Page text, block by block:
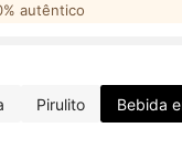
massa muscular -
- Qualidade
autêntico
Pirulito Bebida